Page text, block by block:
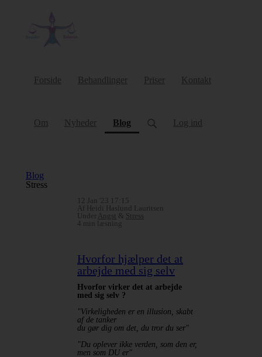
Forside Behandlinger Priser Kontakt
Om Nyheder Blog (current) Log ind
Blog
Stress
12 Jan '23 17:15
Af Heidi Haslund Lauritsen
Under Angst & Stress
4 min læsning
Hvorfor hjælper det at
arbejde med sig selv
Hvorfor virker det at arbejde
med sig selv ?
"Virkeligheden er en illusion, skabt
af de tanker
du gør dig om det, du tror du ser"
"Du oplever ikke verden, som den er,
men som DU er"